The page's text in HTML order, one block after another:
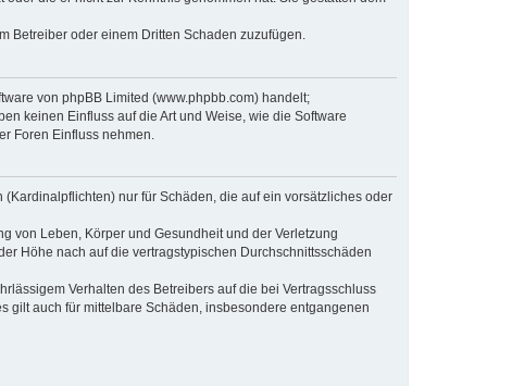
Betreiber oder einem Dritten Schaden zuzufügen.
von phpBB Limited (www.phpbb.com) handelt;
keinen Einfluss auf die Art und Weise, wie die Software
Foren Einfluss nehmen.
nur für Schäden, die auf ein vorsätzliches oder
von Leben, Körper und Gesundheit und der Verletzung
Höhe nach auf die vertragstypischen Durchschnittsschäden
Verhalten des Betreibers auf die bei Vertragsschluss
gilt auch für mittelbare Schäden, insbesondere entgangenen